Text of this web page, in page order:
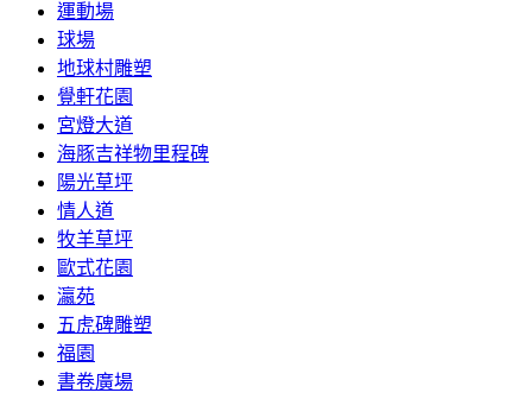
運動場
球場
地球村雕塑
覺軒花園
宮燈大道
海豚吉祥物里程碑
陽光草坪
情人道
牧羊草坪
歐式花園
瀛苑
五虎碑雕塑
福園
書卷廣場